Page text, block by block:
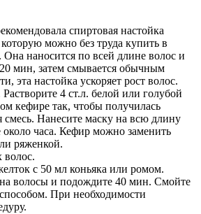
спиртовая настойка
можно без труда купить в
наносится по всей длине волос и
мин, затем смывается обычным
эта настойка ускоряет рост волос.
4 ст.л. белой или голубой
кефире так, чтобы получилась
смесь. Нанесите маску на всю длину
около часа. Кефир можно заменить
ряженкой.
волос.
с 50 мл коньяка или ромом.
волосы и подождите 40 мин. Смойте
При необходимости